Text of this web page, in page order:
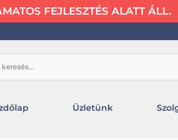
FEJLESZTÉS ALATT ÁLL.
Üzletünk